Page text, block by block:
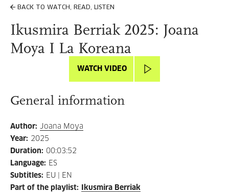
BACK TO WATCH, READ, LISTEN
Ikusmira Berriak 2025: Joana
Moya I La Koreana
WATCH VIDEO
General information
Author: Joana Moya
Year: 2025
Duration: 00:03:52
Language: ES
Subtitles: EU | EN
Part of the playlist: Ikusmira Berriak